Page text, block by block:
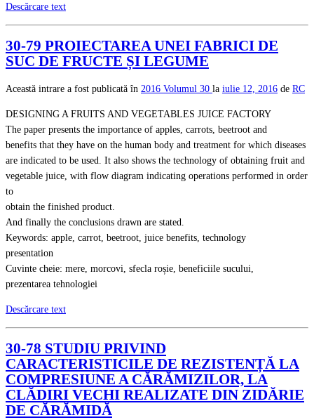
Descărcare text
30-79 PROIECTAREA UNEI FABRICI DE
SUC DE FRUCTE ȘI LEGUME
Această intrare a fost publicată în 2016 Volumul 30 la iulie 12, 2016 de RC
DESIGNING A FRUITS AND VEGETABLES JUICE FACTORY
The paper presents the importance of apples, carrots, beetroot and
benefits that they have on the human body and treatment for which diseases
are indicated to be used. It also shows the technology of obtaining fruit and
vegetable juice, with flow diagram indicating operations performed in order
to
obtain the finished product.
And finally the conclusions drawn are stated.
Keywords: apple, carrot, beetroot, juice benefits, technology
presentation
Cuvinte cheie: mere, morcovi, sfecla roșie, beneficiile sucului,
prezentarea tehnologiei
Descărcare text
30-78 STUDIU PRIVIND
CARACTERISTICILE DE REZISTENȚĂ LA
COMPRESIUNE A CĂRĂMIZILOR, LA
CLĂDIRI VECHI REALIZATE DIN ZIDĂRIE
DE CĂRĂMIDĂ